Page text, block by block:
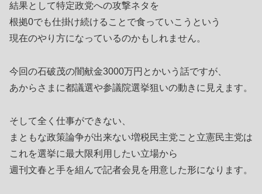
結果として特定政党への攻撃ネタを
根拠0でも仕掛け続けることで食っていこうという
現在のやり方になっているのかもしれません。
今回の石破茂の闇献金3000万円とかいう話ですが、
あからさまに都議選や参議院選挙狙いの動きに見えます。
そして全く仕事ができない、
まともな政策論争が出来ない増税民主党こと立憲民主党は
これを選挙に最大限利用したい立場から
週刊文春と手を組んで記者会見を用意した形になります。